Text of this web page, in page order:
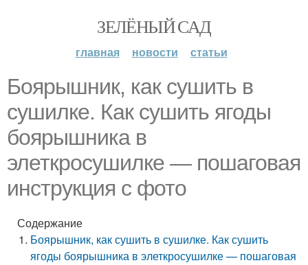
ЗЕЛЁНЫЙ САД
главная новости статьи
Боярышник, как сушить в
сушилке. Как сушить ягоды
боярышника в
элеткросушилке — пошаговая
инструкция с фото
Содержание
Боярышник, как сушить в сушилке. Как сушить
ягоды боярышника в элеткросушилке — пошаговая